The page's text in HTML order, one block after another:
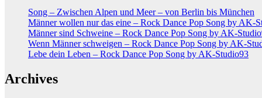
Song – Zwischen Alpen und Meer – von Berlin bis München
Männer wollen nur das eine – Rock Dance Pop Song by AK-
Männer sind Schweine – Rock Dance Pop Song by AK-
Wenn Männer schweigen – Rock Dance Pop Song by AK-
Lebe dein Leben – Rock Dance Pop Song by AK-Studio93
Archives